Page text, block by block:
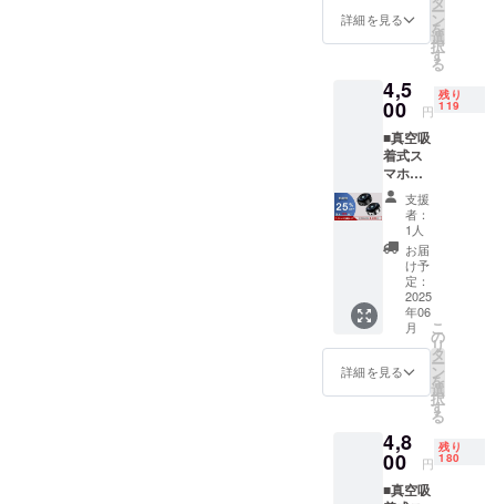
問等は受け
付けており
業務責任
者 松本
セツコ
時期
により
遅れる
可能性
もござ
いま
す。 ※
税・送
料込の
価格と
なりま
す。 ※
商品の
仕様、
デザイ
ンに関
しまし
ては一
もござ
いま
了承く
6,000円
※早期リ
ターン
がなく
なり次
第終了
となり
ます。
※カラー
はブ
ラッ
ク、シ
ルバー
の2色か
らお選
びいた
だけま
す。 ※
お届け
時期
により
遅れる
可能性
もござ
詳細を見る ー
ン
を
選
択
す
る
4,5
00 円
残り
119
■真空吸
着式ス
マホホ
ルダー
「X8」
×１ ※一
般販売
予定価
格6,000
円 ※カ
ラーは
ブラッ
ク、シ
ルバー
の2色か
らお選
だけま
す。 ※
お届け
時期
支援
者：
1人
お届
け予
定：
2025
年06
月
詳細を見る
こ
の
リ
タ
ー
ン
を
選
択
す
る
4,8
00 円
残り
180
■真空吸